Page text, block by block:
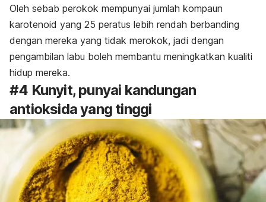
Oleh sebab perokok mempunyai jumlah kompaun
karotenoid yang 25 peratus lebih rendah berbanding
dengan mereka yang tidak merokok, jadi dengan
pengambilan labu boleh membantu meningkatkan kualiti
hidup mereka.
#4 Kunyit, punyai kandungan
antioksida yang tinggi